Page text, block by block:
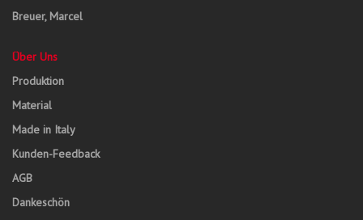
Breuer, Marcel
Über Uns
Produktion
Material
Made in Italy
Kunden-Feedback
AGB
Dankeschön